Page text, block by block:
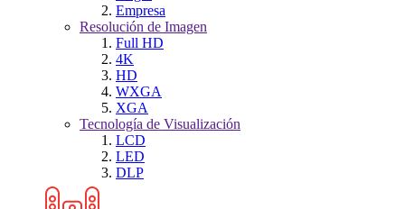
Empresa
Resolución de Imagen
Full HD
4K
HD
WXGA
XGA
Tecnología de Visualización
LCD
LED
DLP